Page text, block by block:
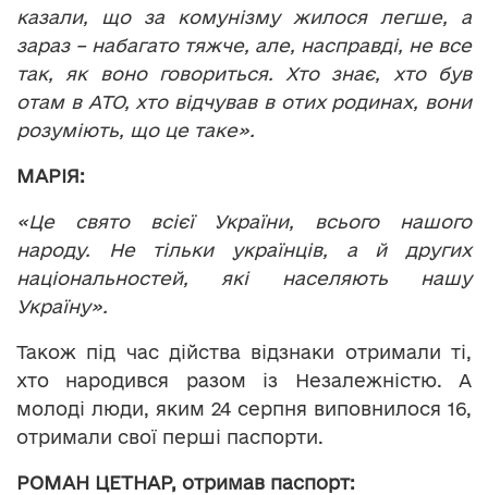
казали, що за комунізму жилося легше, а
зараз – набагато тяжче, але, насправді, не все
так, як воно говориться. Хто знає, хто був
отам в АТО, хто відчував в отих родинах, вони
розуміють, що це таке».
МАРІЯ:
«Це свято всієї України, всього нашого
народу. Не тільки українців, а й других
національностей, які населяють нашу
Україну».
Також під час дійства відзнаки отримали ті,
хто народився разом із Незалежністю. А
молоді люди, яким 24 серпня виповнилося 16,
отримали свої перші паспорти.
РОМАН ЦЕТНАР, отримав паспорт: